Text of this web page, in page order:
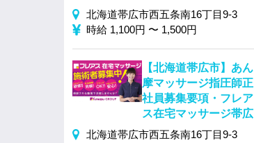
北海道帯広市西五条南16丁目9-3
時給 1,100円 〜 1,500円
【北海道帯広市】あん
摩マッサージ指圧師正
社員募集要項・フレア
ス在宅マッサージ帯広
北海道帯広市西五条南16丁目9-3